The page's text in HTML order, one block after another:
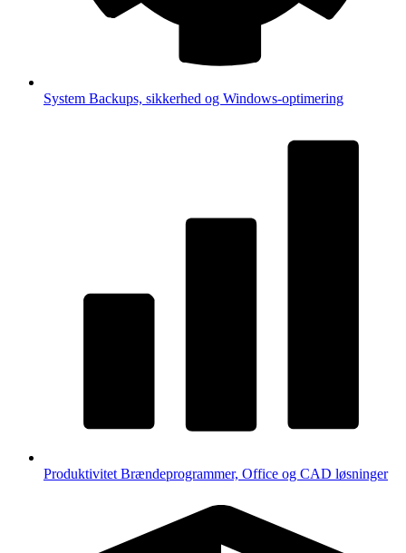
System Backups, sikkerhed og Windows-optimering
Produktivitet Brændeprogrammer, Office og CAD løsninger